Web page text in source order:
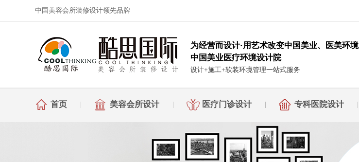
中国美容会所装修设计领先品牌
为经营而设计·用艺术改变中国美业、医美环境
中国美业医疗环境设计院
设计+施工+软装环境管理一站式服务
首页 美容会所设计 医疗门诊设计 专科医院设计